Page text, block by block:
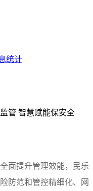
统计
管 智慧赋能保安全
面提升管理效能，民乐
防范和管控精细化、网